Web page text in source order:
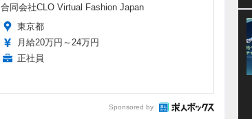
合同会社CLO Virtual Fashion Japan
東京都
月給20万円～24万円
正社員
Sponsored by